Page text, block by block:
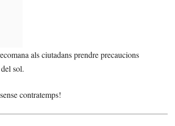
als ciutadans prendre precaucions
sol.
contratemps!